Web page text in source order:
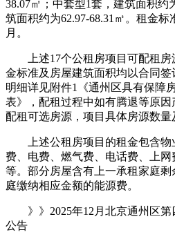
38.07㎡；中套型1套，建筑面积约
筑面积约为62.97-68.31㎡。租金标
月。
上述17个公租房项目可配租房
金标准及房屋建筑面积均以合同
明细详见附件1《通州区具有保障
表》，配租过程中如有腾退等原
配租可选房源，项目具体房源数量
上述公租房项目的租金包含物
费、电费、燃气费、电话费、上
等。部分房屋含有上一承租家庭
庭缴纳相应金额的能源费。
》》2025年12月北京通州区第
公告